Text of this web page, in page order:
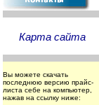
Карта сайта
Вы можете скачать
последнюю версию прайс-
листа себе на компьютер,
нажав на ссылку ниже: